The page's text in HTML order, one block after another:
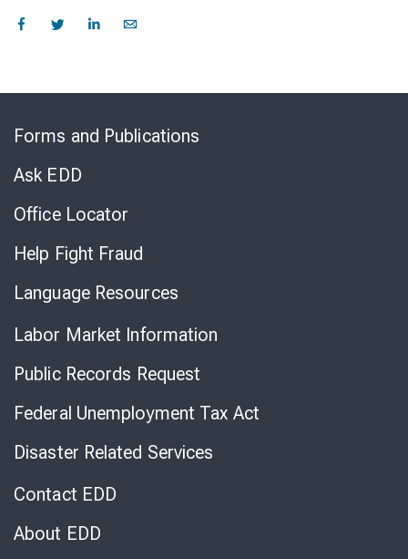
Forms and Publications
Ask EDD
Office Locator
Help Fight Fraud
Language Resources
Labor Market Information
Public Records Request
Federal Unemployment Tax Act
Disaster Related Services
Contact EDD
About EDD